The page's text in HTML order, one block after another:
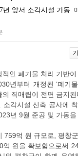
앞서 소각시설 가동.
인 폐기물 처리 기반
년부터 개정된 '폐기
직매립이 전면 금지
각시설 신축 공사에
년 9월 준공 및 가동을
759억 원 규모로, 평창
억 원을 확보함으로써